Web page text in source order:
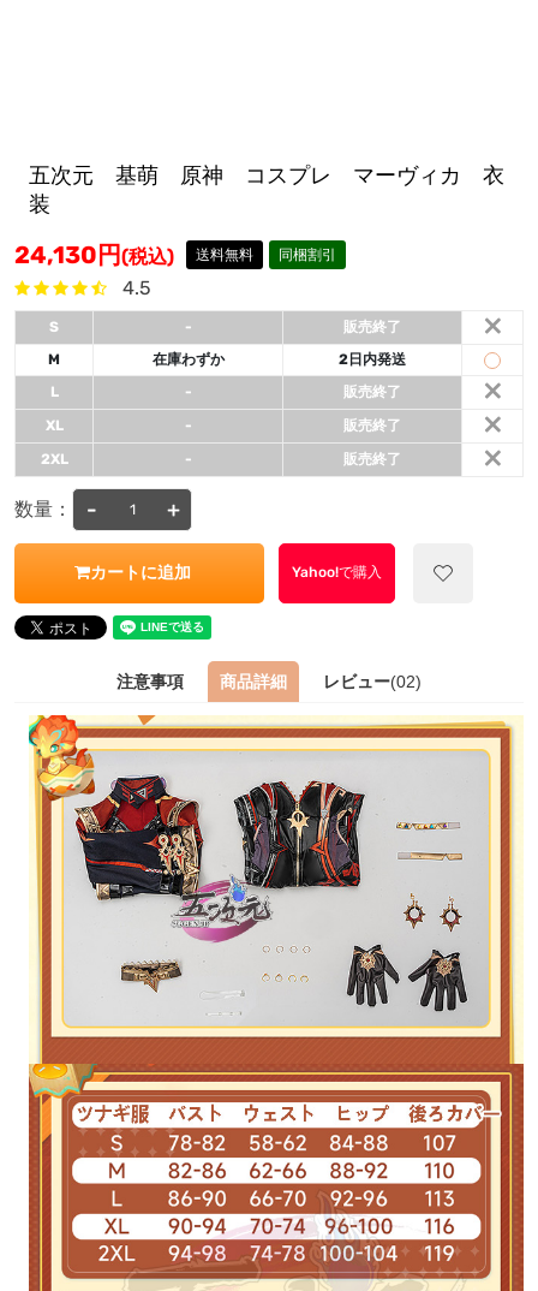
五次元 基萌 原神 コスプレ マーヴィカ 衣
装
24,130 円(税込) 送料無料 同梱割引
4.5
S - 販売終了 ×
M 在庫わずか
2日内発送
L
- 販売終了 ×
XL - 販売終了 ×
2XL - 販売終了 ×
数量： - +
カートに追加 Yahoo!で購入
注意事項 商品詳細 レビュー(02)